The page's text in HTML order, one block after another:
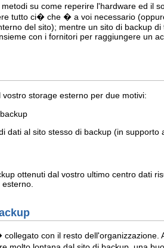
su come reperire l'hardware ed il
tutto ci� che � a voi necessario
del sito); mentre un sito di backup
con i fornitori per raggiungere un
storage esterno per due motivi:
dati al sito stesso di backup (in supporto
ottenuti dal vostro ultimo centro dati
con il resto